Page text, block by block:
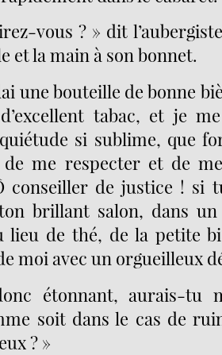
vous ? » dit
et la main à son bonnet.
une bouteille de bonne
tabac, et je
si sublime, que
me respecter et de
conseiller de justice ! si
brillant salon, dans un
lieu de thé, de la petite
moi avec un orgueilleux
étonnant, aurais-tu
soit dans le cas de
? »